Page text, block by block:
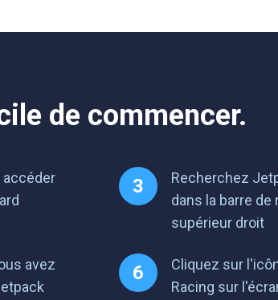
de commencer.
accéder
Recherchez
dans la barre
supérieur droit
avez
Cliquez sur
Racing sur